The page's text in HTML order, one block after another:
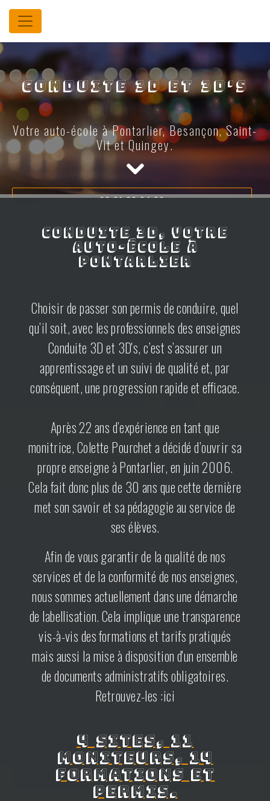
Panneau de gestion des cookies
Conduite 3D et 3D's
Votre auto-école à Pontarlier, Besançon, Saint-
Vit et Quingey.
03 81 39 24 90
Conduite 3D, votre
auto-école à
Pontarlier
Choisir de passer son permis de conduire, quel
qu’il soit, avec les professionnels des enseignes
Conduite 3D et 3D's, c’est s’assurer un
apprentissage et un suivi de qualité et, par
conséquent, une progression rapide et efficace.
Après 22 ans d’expérience en tant que
monitrice, Colette Pourchet a décidé d’ouvrir sa
propre enseigne à Pontarlier, en juin 2006.
Cela fait donc plus de 30 ans que cette dernière
met son savoir et sa pédagogie au service de
ses élèves.
Afin de vous garantir de la qualité de nos
services et de la conformité de nos enseignes,
nous sommes actuellement dans une démarche
de labellisation. Cela implique une transparence
vis-à-vis des formations et tarifs pratiqués
mais aussi la mise à disposition d'un ensemble
de documents administratifs obligatoires.
Retrouvez-les :ici
4 sites, 11
moniteurs, 14
formations et
permis.